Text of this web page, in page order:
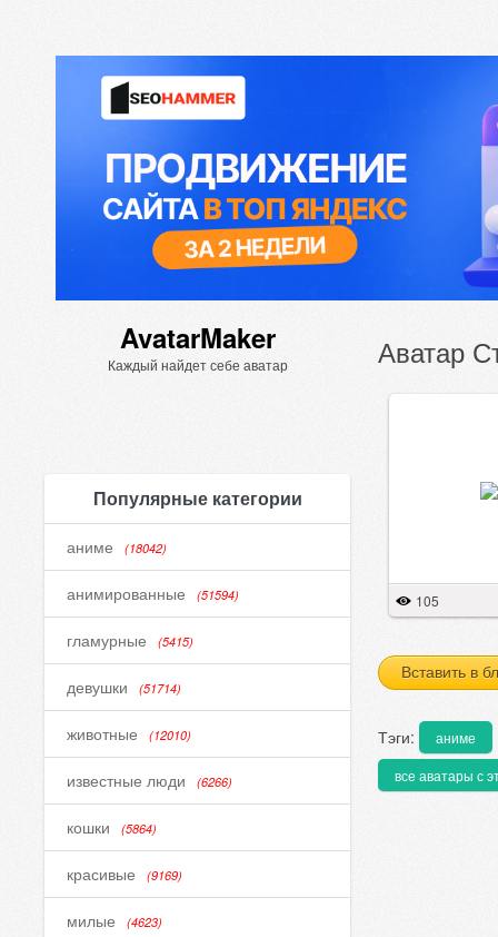
AvatarMaker
Каждый найдет себе аватар
Популярные категории
аниме (18042)
анимированные (51594)
гламурные (5415)
девушки (51714)
животные (12010)
известные люди (6266)
кошки (5864)
красивые (9169)
милые (4623)
Аватар
105
Вставить в
Тэги:
аниме
все аватары с